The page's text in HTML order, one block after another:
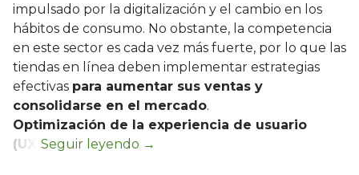
impulsado por la digitalización y el cambio en los
hábitos de consumo. No obstante, la competencia
en este sector es cada vez más fuerte, por lo que las
tiendas en línea deben implementar estrategias
efectivas para aumentar sus ventas y
consolidarse en el mercado.
Optimización de la experiencia de usuario
(UX)